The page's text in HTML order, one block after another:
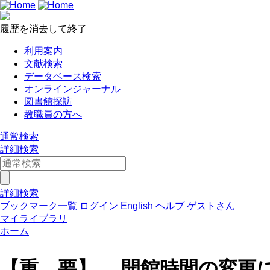
履歴を消去して終了
利用案内
文献検索
データベース検索
オンラインジャーナル
図書館探訪
教職員の方へ
通常検索
詳細検索
詳細検索
ブックマーク一覧 ログイン English ヘルプ ゲストさん
マイライブラリ
ホーム